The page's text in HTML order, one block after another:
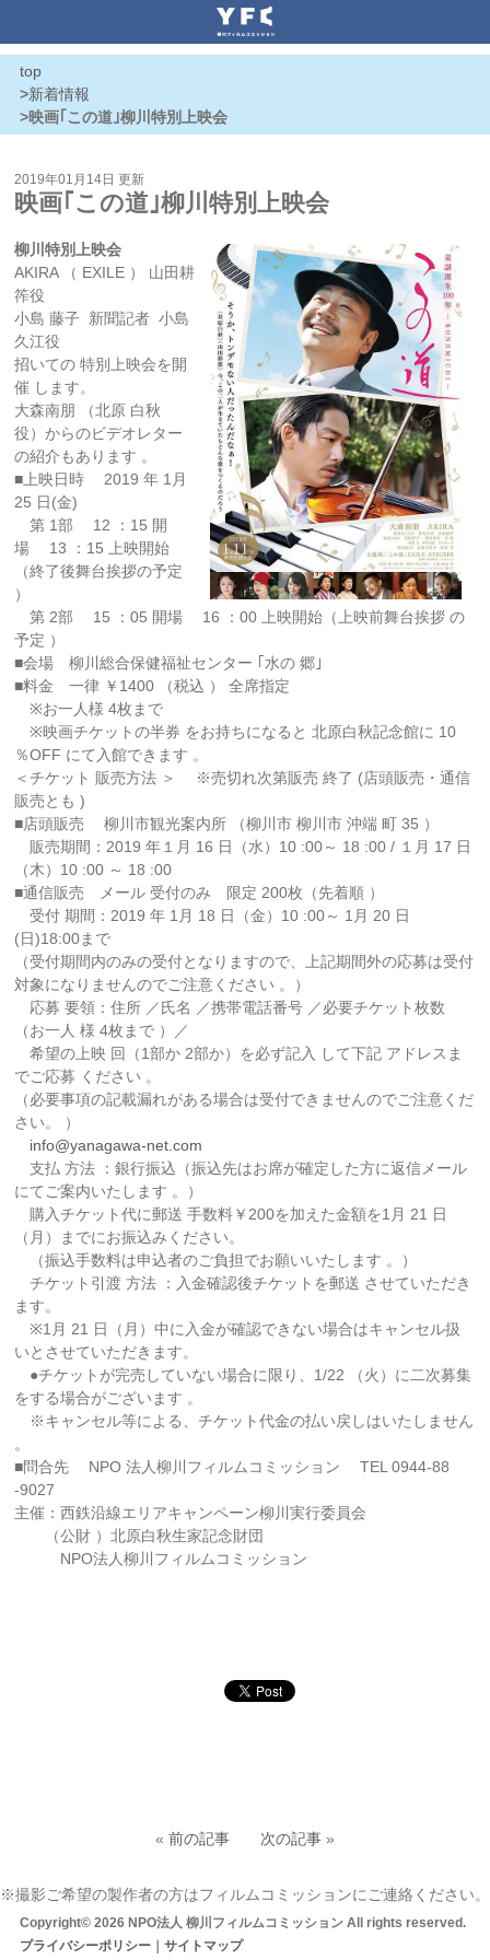
top
>新着情報
>映画｢この道｣柳川特別上映会
2019年01月14日 更新
映画｢この道｣柳川特別上映会
柳川特別
上映会
AKIRA （ EXILE ） 山田耕
筰役
小島 藤子 新聞記者 小島
久江役
招いての 特別上映会を開
催 します。
大森南朋 （北原 白秋
役）からのビデオレター
の紹介もあります 。
■上映日時 2019 年 1月
25 日(金)
第 1部 12 ：15 開
場 13 ：15 上映開始
（終了後舞台挨拶の予定
）
第 2部 15 ：05 開場 16 ：00 上映開始（上映前舞台挨拶 の
予定 ）
■会場 柳川総合保健福祉センター ｢水の 郷｣
■料金 一律 ￥1400 （税込 ） 全席指定
※お一人様 4枚まで
※映画チケットの半券 をお持ちになると 北原白秋記念館に 10
％OFF にて入館できます 。
＜チケット 販売方法 ＞ ※売切れ次第販売 終了 (店頭販売・通信
販売とも )
■店頭販売 柳川市観光案内所 （柳川市 柳川市 沖端 町 35 ）
販売期間：2019 年１月 16 日（水）10 :00～ 18 :00 / １月 17 日
（木）10 :00 ～ 18 :00
■通信販売 メール 受付のみ 限定 200枚（先着順 ）
受付 期間：2019 年 1月 18 日（金）10 :00～ 1月 20 日
(日)18:00まで
（受付期間内のみの受付となりますので、上記期間外の応募は受付
対象になりませんのでご注意ください 。）
応募 要領：住所 ／氏名 ／携帯電話番号 ／必要チケット枚数
（お一人 様 4枚まで ）／
希望の上映 回（1部か 2部か）を必ず記入 して下記 アドレスま
でご応募 ください 。
（必要事項の記載漏れがある場合は受付できませんのでご注意くだ
さい。 ）
info@yanagawa-net.com
支払 方法 ：銀行振込（振込先はお席が確定した方に返信メール
にてご案内いたします 。）
購入チケット代に郵送 手数料￥200を加えた金額を1月 21 日
（月）までにお振込みください。
（振込手数料は申込者のご負担でお願いいたします 。）
チケット引渡 方法 ：入金確認後チケットを郵送 させていただき
ます。
※1月 21 日（月）中に入金が確認できない場合はキャンセル扱
いとさせていただきます。
●チケットが完売していない場合に限り、1/22 （火）に二次募集
をする場合がございます 。
※キャンセル等による、チケット代金の払い戻しはいたしません
。
■問合先 NPO 法人柳川フィルムコミッション TEL 0944-88
-9027
主催：西鉄沿線エリアキャンペーン柳川実行委員会
（公財 ）北原白秋生家記念財団
NPO法人柳川フィルムコミッション
« 前の記事 次の記事»
※撮影ご希望の製作者の方はフィルムコミッションにご連絡ください。
Copyright© 2026 NPO法人 柳川フィルムコミッション All rights reserved.
プライバシーポリシー｜ サイトマップ